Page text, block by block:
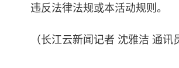
违反法律法规或本活动规则。
（长江云新闻记者 沈雅洁 通讯